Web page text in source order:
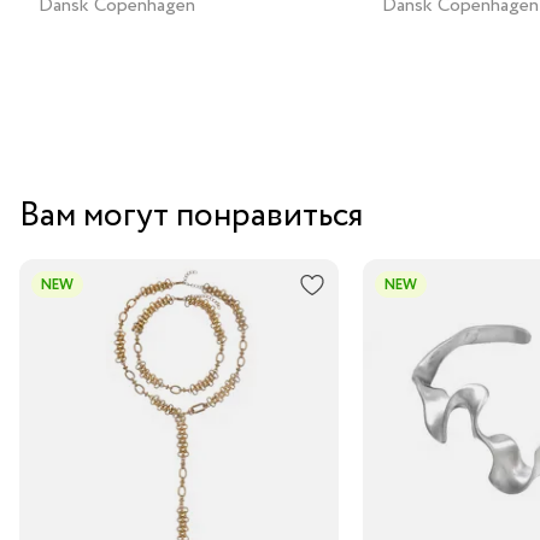
Вам могут понравиться
NEW NEW